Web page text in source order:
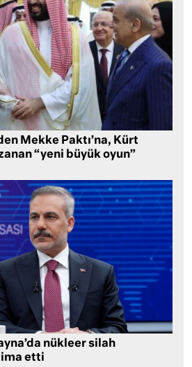
Mekke Paktı’na, Kürt
“yeni büyük oyun”
nükleer silah
etti